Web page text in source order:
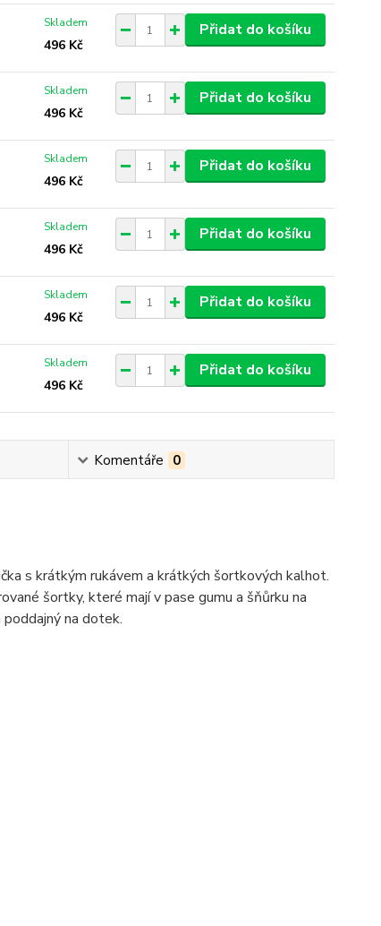
496 Kč
Skladem Přidat do košíku
496 Kč
Skladem Přidat do košíku
496 Kč
Skladem Přidat do košíku
496 Kč
Skladem Přidat do košíku
496 Kč
Skladem Přidat do košíku
496 Kč
Skladem Přidat do košíku
Komentáře 0
s krátkým rukávem a krátkých šortkových kalhot.
šortky, které mají v pase gumu a šňůrku na
na dotek.